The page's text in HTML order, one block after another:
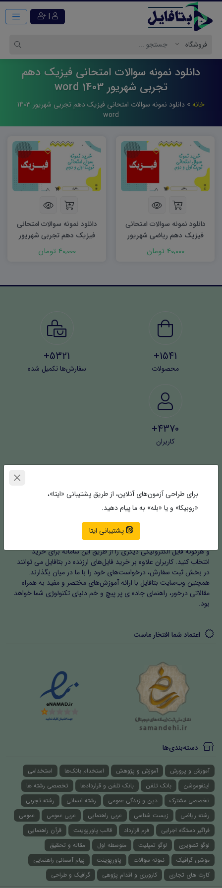
|
دانلود نمونه سوالات امتحانی فیزیک دهم
تجربی شهریور 1403 word
خانه »
دانلود نمونه سوالات امتحانی فیزیک دهم تجربی شهریور 1403
word
دانلود نمونه سوالات امتحانی
فیزیک دهم ریاضی شهریور
۱۴۰۳ word
40,000 تومان
دانلود نمونه سوالات امتحانی
فیزیک دهم تجربی شهریور
۱۴۰۳ word
40,000 تومان
1541+
محصولات
5321+
سفارش‌ها تکمیل شده
4370+
کاربران
بتافایل | مرکز خرید و سفارش فایل های با ارزش، فعالیت حرفه ای خود را
با اخذ مجوزهای مربوطه در شهریور ماه ۱۴۰۲ آغاز کرد. بتافایل به کاربران
امکان می‌دهد که فایل های الکترونیکی اعم از پروژه‌های دانشگاهی،
مقالات، فرم‌ها و مستندات، نرم افزار، افزونه، اینفوموشن و موشن گرافیک
و هرگونه فایل الکترونیکی دیگری را از طریق این سامانه برای خرید
انتخاب کنید. کاربران علاوه بر خرید فایل‌های ارزنده در بتافایل می توانند
در بخش ثبت سفارش، درخواست‌های خود را با ما در میان بگذارند.
همچنین وب‌سایت بتافایل با ارائه آموزش‌های مختصر و مفید به همراه
مقالاتی درخور، راهنمای جاده ی پر پیچ و خم دنیای تکنولوژی شما خواهد
بود.
اعتماد شما افتخار ماست
دسته‌بندی‌ها
آموزش و پرورش آموزش و پژوهش استخدام بانک‌ها
استخدامی
اینفوموشن
بانک تلفن بانک تلفن و قراردادها
تخصصی رشته ها
تخصصی مشترک
دین و زندگی عمومی رشته انسانی
رشته تجربی
رشته ریاضی
زیست شناسی عربی راهنمایی عربی عمومی
عمومی
فراگیر دستگاه اجرایی
فرم قرارداد قالب پاورپوینت
قرآن راهنمایی
لوگو تصویری
لوگو تمپلیت متوسطه اول
مقاله و تحقیق
موشن گرافیک
نمونه سوالات پاورپوینت
پیام آسمانی راهنمایی
کارت های تجاری
کارورزی و اقدام پژوهی گرافیک و طراحی
برای طراحی آزمون‌های آنلاین، از طریق پشتیبانی «ایتا»،
«روبیکا» و یا «بله» به ما پیام دهید.
پشتیبانی ایتا